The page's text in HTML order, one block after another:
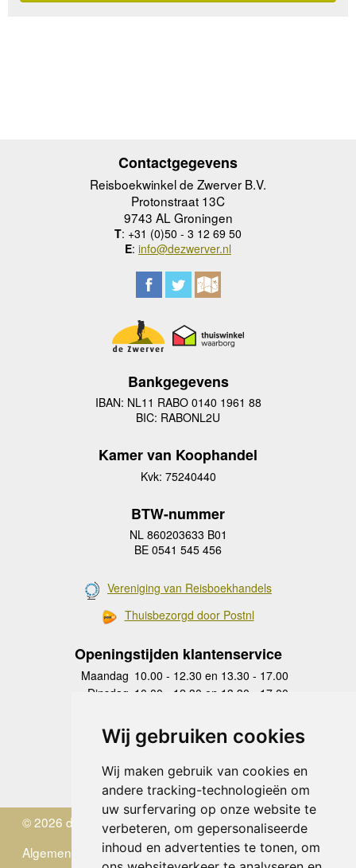
Wij gebruiken cookies
Wij maken gebruik van cookies en
andere tracking-technologieën om
uw surfervaring op onze website te
verbeteren, om gepersonaliseerde
inhoud en advertenties te tonen, om
Contactgegevens
Reisboekwinkel de Zwerver B.V.
Protonstraat 13C
9743 AL Groningen
T: +31 (0)50 - 3 12 69 50
E: info@dezwerver.nl
Bankgegevens
IBAN: NL11 RABO 0140 1961 88
BIC: RABONL2U
Kamer van Koophandel
Kvk: 75240440
BTW-nummer
NL 860203633 B01
BE 0541 545 456
Vereniging van Reisboekhandels
Thuisbezorgd door Postnl
Openingstijden klantenservice
Maandag 10.00 - 12.30 en 13.30 - 17.00
Dinsdag 10.00 - 12.30 en 13.30 - 17.00
Donderdag
10.00 - 12.30 en 13.30 - 17.00
Vrijdag 10.00 - 12.30 en 13.30 - 17.00
Zaterdag
gesloten
Zondag gesloten
© 2026 de Zwerver
Algemene Voorwaarden